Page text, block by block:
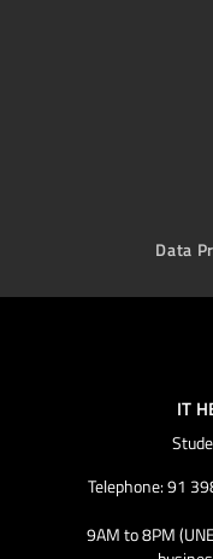
Data
IT
Telephone: 91
9AM to 8PM